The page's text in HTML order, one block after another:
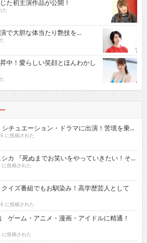
た初主演作品が公開！
た
で大胆な体当たり艶技を…
中！愛らしい笑顔とほんわかし
チュエーション・ドラマに出演！苦境を乗...
に投稿された
カ 『死ぬまでお笑いをやっていきたい！そ...
投稿された
イズ番組でもお馴染み！高学歴芸人として
に投稿された
ゲーム・アニメ・漫画・アイドルに精通！
投稿された